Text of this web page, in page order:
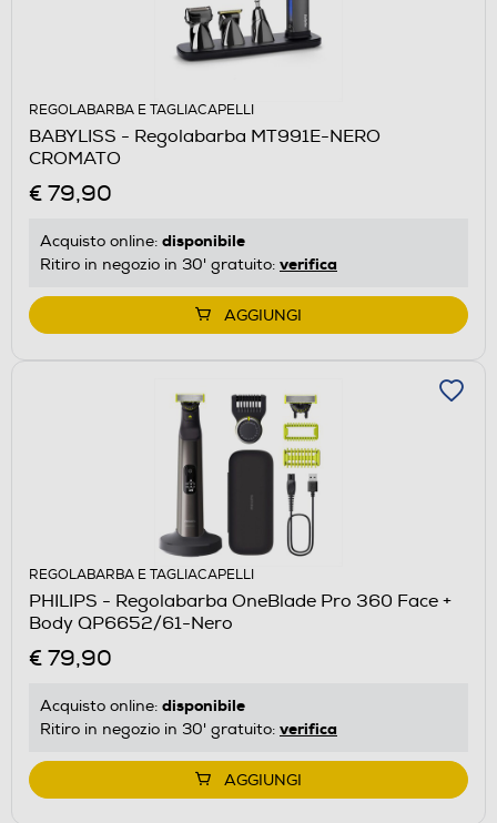
REGOLABARBA E TAGLIACAPELLI
BABYLISS - Regolabarba MT991E-NERO
CROMATO
€ 79,90
Acquisto online: disponibile
Ritiro in negozio in 30' gratuito: verifica
AGGIUNGI
REGOLABARBA E TAGLIACAPELLI
PHILIPS - Regolabarba OneBlade Pro 360 Face +
Body QP6652/61-Nero
€ 79,90
Acquisto online: disponibile
Ritiro in negozio in 30' gratuito: verifica
AGGIUNGI